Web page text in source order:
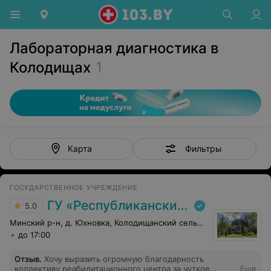
Лабораторная диагностика в
Колодищах 1
Карта Фильтры
ГОСУДАРСТВЕННОЕ УЧРЕЖДЕНИЕ
5.0 ГУ «Республиканский научно-практический центр медицинской экспертизы и реабилитаци»
Минский р-н, д. Юхновка, Колодищанский сельсовет, 93
до 17:00
Отзыв. Хочу выразить огромную благодарность
коллективу реабилитационного центра за чуткое
Еще